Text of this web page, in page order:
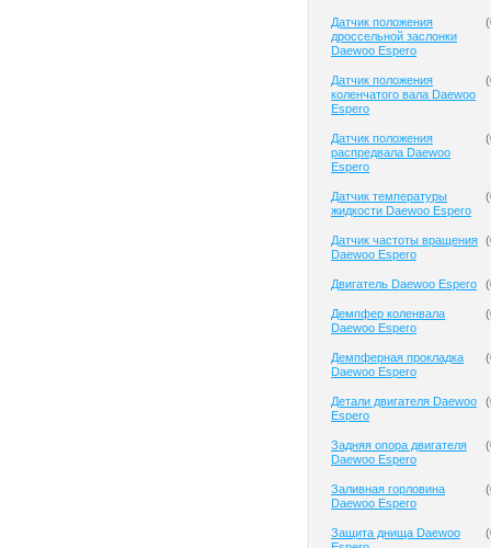
Датчик положения
дроссельной заслонки
Daewoo Espero
(
Датчик положения
коленчатого вала Daewoo
Espero
(
Датчик положения
распредвала Daewoo
Espero
(
Датчик температуры
жидкости Daewoo Espero
(
Датчик частоты вращения
Daewoo Espero
(
Двигатель Daewoo Espero (
Демпфер коленвала
Daewoo Espero
(
Демпферная прокладка
Daewoo Espero
(
Детали двигателя Daewoo
Espero
(
Задняя опора двигателя
Daewoo Espero
(
Заливная горловина
Daewoo Espero
(
Защита днища Daewoo
(